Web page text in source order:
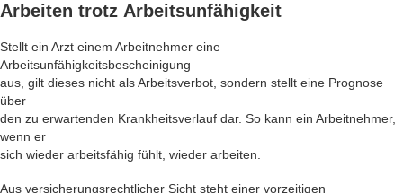
Arbeiten trotz Arbeitsunfähigkeit
Stellt ein Arzt einem Arbeitnehmer eine
Arbeitsunfähigkeitsbescheinigung
aus, gilt dieses nicht als Arbeitsverbot, sondern stellt eine Prognose
über
den zu erwartenden Krankheitsverlauf dar. So kann ein Arbeitnehmer,
wenn er
sich wieder arbeitsfähig fühlt, wieder arbeiten.
Aus versicherungsrechtlicher Sicht steht einer vorzeitigen